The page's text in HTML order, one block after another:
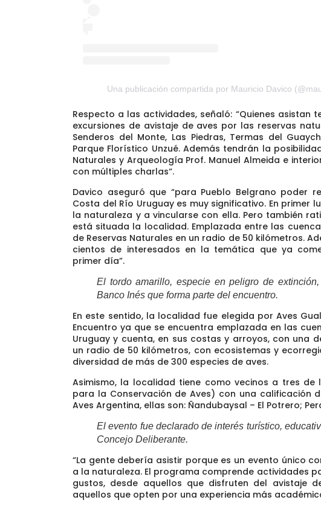
Una publicación compartida por Mauricio Davico
Respecto a las actividades, señaló: “Quienes asistan
excursiones de avistaje de aves por las reservas
Senderos del Monte, Las Piedras, Termas del
Parque Florístico Unzué. Además tendrán la
Naturales y Arqueología Prof. Manuel Almeida e
con múltiples charlas“.
Davico aseguró que “para Pueblo Belgrano poder
Costa del Río Uruguay es muy significativo. En primer
la naturaleza y a vincularse con ella. Pero también
está situada la localidad.Emplazada entre las
de Reservas Naturales en un radio de 50 kilómetros.
cientos de interesados en la temática que ya
primer día”.
El tordo amarillo, especie en peligro de
Banco Inés que forma parte del encuentro.
En este sentido, la localidad fue elegida por Aves
Encuentro ya que se encuentra emplazada en las
Uruguay y cuenta, en sus costas y arroyos, con una
un radio de 50 kilómetros, con ecosistemas y
diversidad de más de 300 especies de aves.
Asimismo, la localidad tiene como vecinos a tres de
para la Conservación de Aves) con una calificación
Aves Argentina, ellas son: Ñandubaysal – El Potrero;
El evento fue declarado de interés turístico,
Concejo Deliberante.
“La gente debería asistir porque es un evento único
a la naturaleza. El programa comprende actividades
gustos, desde aquellos que disfruten del avistaje
aquellos que opten por una experiencia más